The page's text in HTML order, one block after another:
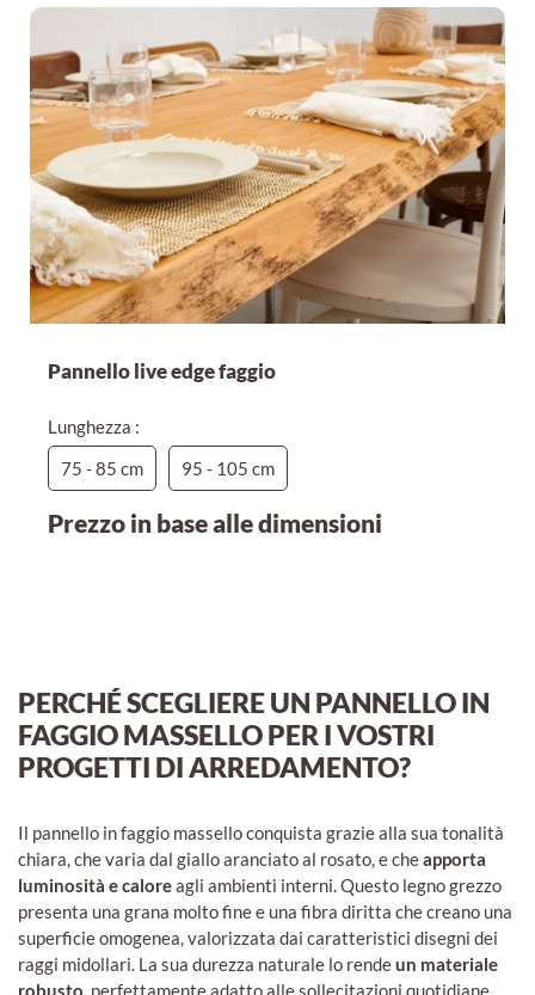
Pannello live edge faggio
Lunghezza :
75 - 85 cm
95 - 105 cm
Prezzo in base alle dimensioni
PERCHÉ SCEGLIERE UN PANNELLO IN
FAGGIO MASSELLO PER I VOSTRI
PROGETTI DI ARREDAMENTO?
Il pannello in faggio massello conquista grazie alla sua tonalità
chiara, che varia dal giallo aranciato al rosato, e cheapporta
luminosità e caloreagli ambienti interni. Questo legno grezzo
presenta una grana molto fine e una fibra diritta che creano una
superficie omogenea, valorizzata dai caratteristici disegni dei
raggi midollari. La sua durezza naturale lo rendeun materiale
robusto, perfettamente adatto alle sollecitazioni quotidiane.